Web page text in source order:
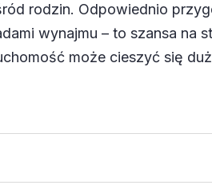
rodzin. Odpowiednio
wynajmu – to szansa na
może cieszyć się